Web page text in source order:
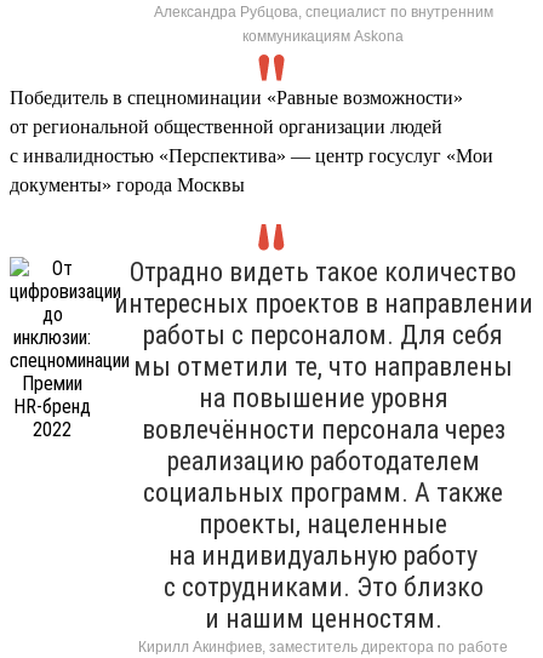
Александра Рубцова, специалист по внутренним
коммуникациям Askona
Победитель в спецноминации «Равные возможности»
от региональной общественной организации людей
с инвалидностью «Перспектива» — центр госуслуг «Мои
документы» города Москвы
Отрадно видеть такое количество
интересных проектов в направлении
работы с персоналом. Для себя
мы отметили те, что направлены
на повышение уровня
вовлечённости персонала через
реализацию работодателем
социальных программ. А также
проекты, нацеленные
на индивидуальную работу
с сотрудниками. Это близко
и нашим ценностям.
Кирилл Акинфиев, заместитель директора по работе